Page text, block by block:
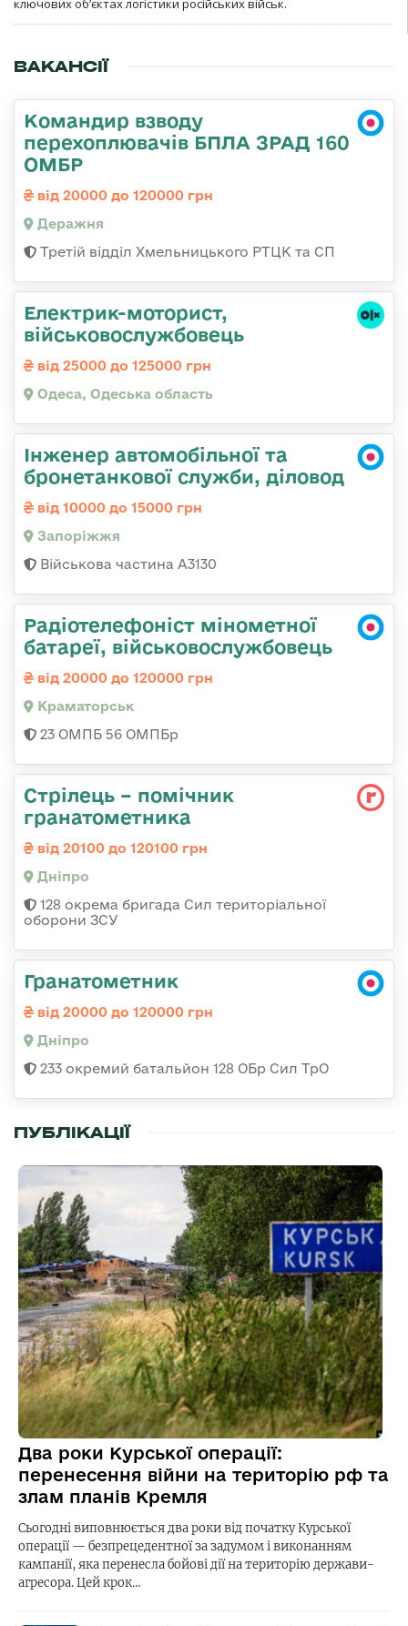
ключових об’єктах логістики російських військ.
ВАКАНСІЇ
Командир взводу
перехоплювачів БПЛА ЗРАД 160
ОМБР
від 20000 до 120000 грн
Деражня
Третій відділ Хмельницького РТЦК та СП
Електрик-моторист,
військовослужбовець
від 25000 до 125000 грн
Одеса, Одеська область
Інженер автомобільної та
бронетанкової служби, діловод
від 10000 до 15000 грн
Запоріжжя
Військова частина А3130
Радіотелефоніст мінометної
батареї, військовослужбовець
від 20000 до 120000 грн
Краматорськ
23 ОМПБ 56 ОМПБр
Стрілець – помічник
гранатометника
від 20100 до 120100 грн
Дніпро
128 окрема бригада Сил територіальної
оборони ЗСУ
Гранатометник
від 20000 до 120000 грн
Дніпро
233 окремий батальйон 128 ОБр Сил ТрО
ПУБЛІКАЦІЇ
Два роки Курської операції:
перенесення війни на територію рф та
злам планів Кремля
Сьогодні виповнюється два роки від початку Курської
операції — безпрецедентної за задумом і виконанням
кампанії, яка перенесла бойові дії на територію держави-
агресора. Цей крок…